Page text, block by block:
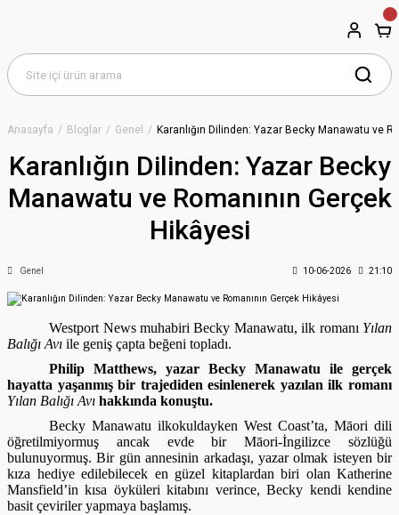
Anasayfa Bloglar Genel Karanlığın Dilinden: Yazar Becky Manawatu ve
Karanlığın Dilinden: Yazar Becky
Manawatu ve Romanının Gerçek
Hikâyesi
Genel 10-06-2026 21:10
Westport News muhabiri Becky Manawatu, ilk romanı Yılan
Balığı Avı ile geniş çapta beğeni topladı.
Philip Matthews, yazar Becky Manawatu ile gerçek
hayatta yaşanmış bir trajediden esinlenerek yazılan ilk romanı
Yılan Balığı Avı hakkında konuştu.
Becky Manawatu ilkokuldayken West Coast’ta, Māori dili
öğretilmiyormuş ancak evde bir Māori-İngilizce sözlüğü
bulunuyormuş. Bir gün annesinin arkadaşı, yazar olmak isteyen bir
kıza hediye edilebilecek en güzel kitaplardan biri olan Katherine
Mansfield’in kısa öyküleri kitabını verince, Becky kendi kendine
basit çeviriler yapmaya başlamış.